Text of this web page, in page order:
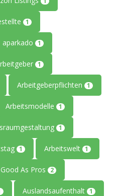
1
aparkado 1
1
Arbeitgeberpflichten 1
Arbeitsmodelle 1
1
1 Arbeitswelt 1
As Pros 2
Auslandsaufenthalt 1